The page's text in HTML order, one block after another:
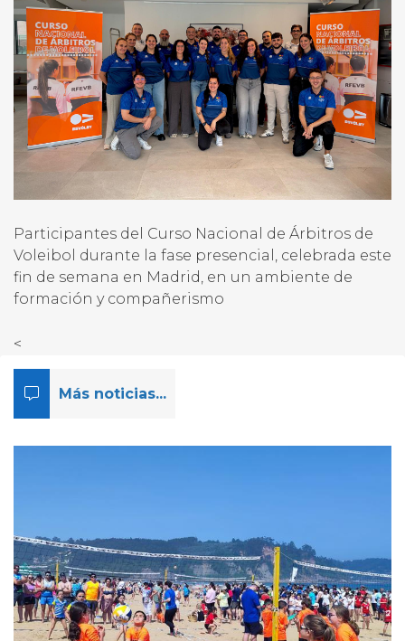
Participantes del Curso Nacional de Árbitros de
Voleibol durante la fase presencial, celebrada este
fin de semana en Madrid, en un ambiente de
formación y compañerismo
<
Más noticias...